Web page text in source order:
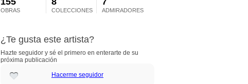
OBRAS COLECCIONES ADMIRADORES
¿Te gusta este artista?
Hazte seguidor y sé el primero en enterarte de su
próxima publicación
Hacerme seguidor